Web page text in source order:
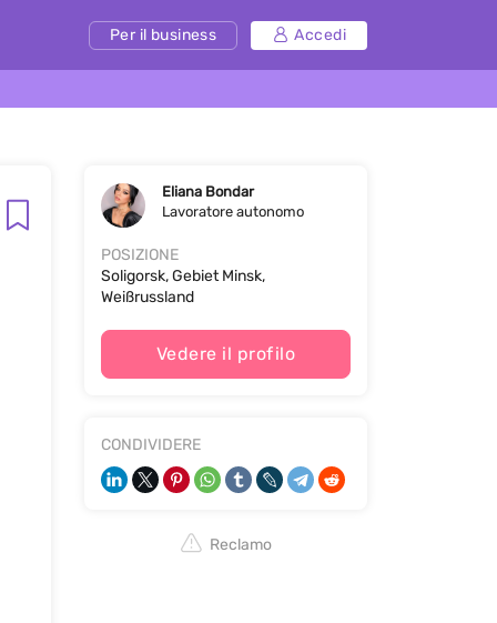
Per il business Accedi
Eliana Bondar
Lavoratore autonomo
POSIZIONE
Soligorsk, Gebiet Minsk,
Weißrussland
Vedere il profilo
CONDIVIDERE
Reclamo